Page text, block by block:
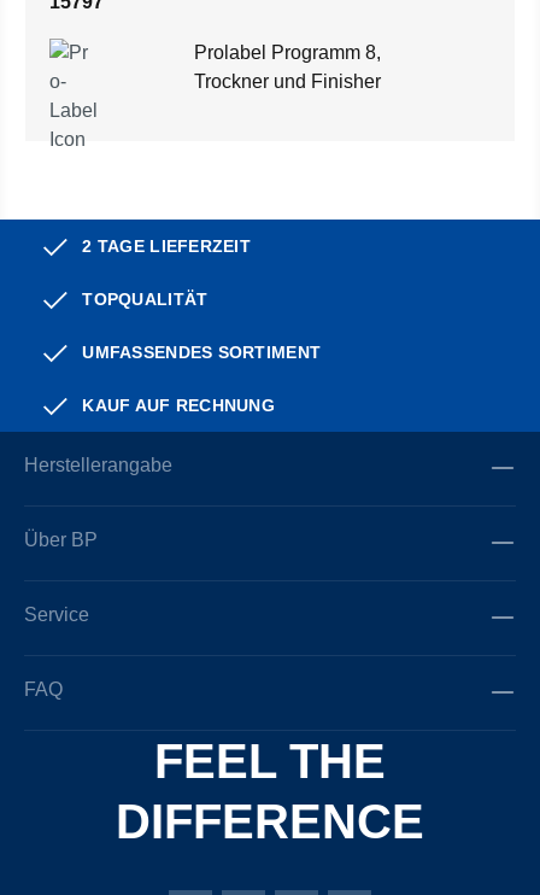
Prolabel Programm 8,
Trockner und Finisher
2 TAGE LIEFERZEIT
TOPQUALITÄT
UMFASSENDES SORTIMENT
KAUF AUF RECHNUNG
Herstellerangabe
Über BP
Service
FAQ
FEEL THE
DIFFERENCE